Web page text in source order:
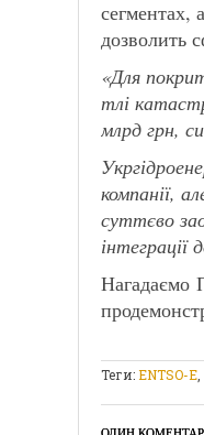
сегментах,
дозволить
«Для
тлі
млрд грн,
компанії,
суттєво
Нагадаємо
Теги:ENTSO-E
ОДИН